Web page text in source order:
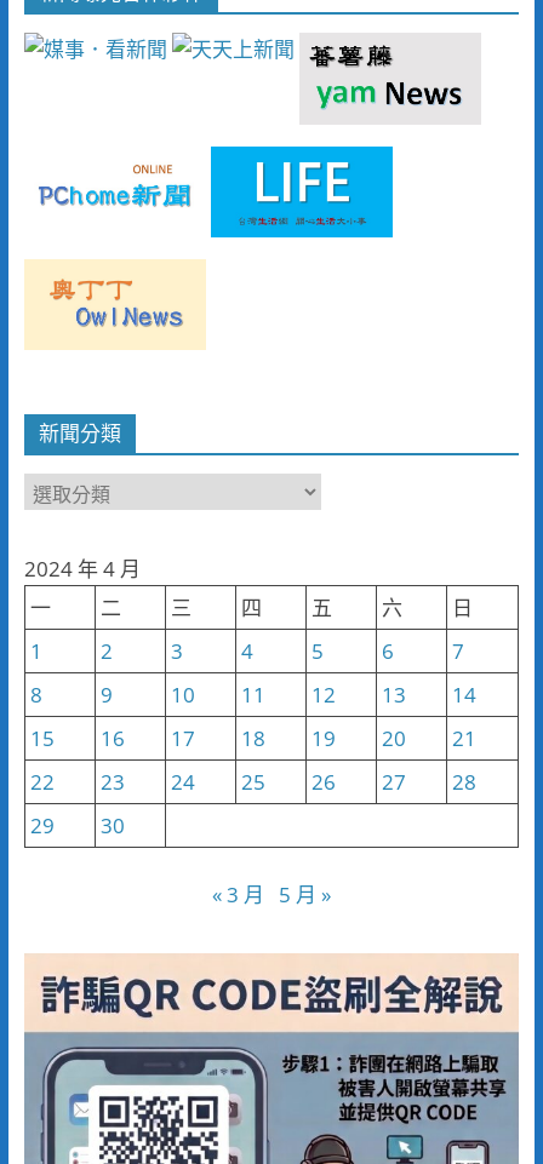
新聞分類
新
類
2024 年 4 月
一
二 三 四 五 六
日
1
2 3 4 5 6
7
8
9 10 11 12 13
14
15
16 17 18 19 20
21
22
23 24 25 26 27
28
29
30
« 3 月 5 月 »